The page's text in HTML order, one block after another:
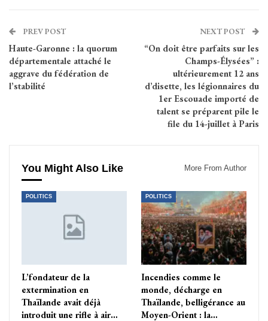
PREV POST
Haute-Garonne : la quorum
départementale attaché le
aggrave du fédération de
l’stabilité
NEXT POST
“On doit être parfaits sur les
Champs-Élysées” :
ultérieurement 12 ans
d’disette, les légionnaires du
1er Escouade importé de
talent se préparent pile le
file du 14-juillet à Paris
You Might Also Like More From Author
POLITICS
L’fondateur de la
extermination en
Thaïlande avait déjà
introduit une rifle à air…
POLITICS
Incendies comme le
monde, décharge en
Thaïlande, belligérance au
Moyen-Orient : la…